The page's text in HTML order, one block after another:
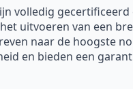
volledig gecertificeerd
uitvoeren van een
naar de hoogste
en bieden een